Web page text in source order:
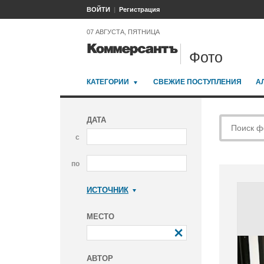
ВОЙТИ Регистрация
07 АВГУСТА, ПЯТНИЦА
Фото
КАТЕГОРИИ СВЕЖИЕ ПОСТУПЛЕНИЯ
ДАТА
с
по
ИСТОЧНИК
МЕСТО
АВТОР